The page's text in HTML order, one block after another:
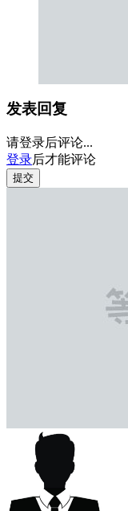
发表回复
请登录后评论...
登录后才能评论
提交